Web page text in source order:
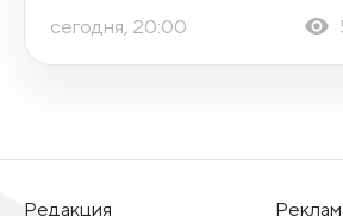
сегодня, 20:00
Редакция